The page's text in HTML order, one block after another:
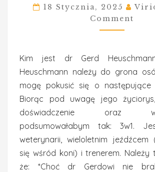
WARTO
BYĆ
NA
18 Stycznia, 2025
Comment
Kim jest dr Gerd
Heuschmann należy do grona
mogę pokusić się o następujące
Biorąc pod uwagę jego
doświadczenie oraz
podsumowałabym tak: 3w1.
weterynarii, wieloletnim jeźdźcem
się wśród koni) i trenerem. Należy
że: *Choć dr Gerdowi nie